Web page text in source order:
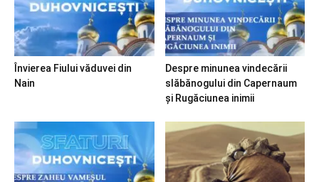
Învierea Fiului văduvei din
Nain
Despre minunea vindecării
slăbănogului din Capernaum
și Rugăciunea inimii